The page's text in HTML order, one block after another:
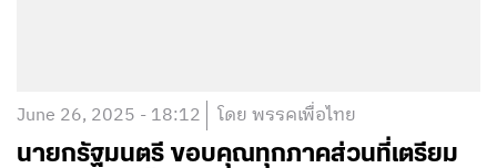
June 26, 2025 - 18:12 โดย พรรคเพื่อไทย
นายกรัฐมนตรี ขอบคุณทุกภาคส่วนที่เตรียม